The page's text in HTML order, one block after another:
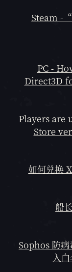
Steam -“
PC -
Direct3D
Players are
Store
如何兑换
船
Sophos 防
入